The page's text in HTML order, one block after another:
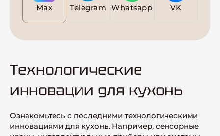
Max Telegram Whatsapp VK
Технологические
инновации для кухонь
Ознакомьтесь с последними технологическими
инновациями для кухонь. Например, сенсорные